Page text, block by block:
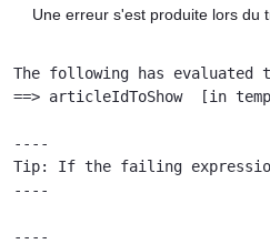
Une erreur s'est produite lors du
The following has
==> articleIdToShow  [in
----
Tip: If the failing expression
----
----